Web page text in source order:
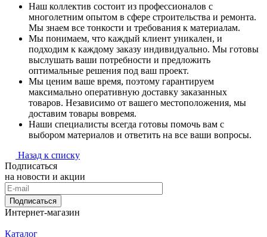
Наш коллектив состоит из профессионалов с
многолетним опытом в сфере строительства и ремонта.
Мы знаем все тонкости и требования к материалам.
Мы понимаем, что каждый клиент уникален, и
подходим к каждому заказу индивидуально. Мы готовы
выслушать ваши потребности и предложить
оптимальные решения под ваш проект.
Мы ценим ваше время, поэтому гарантируем
максимально оперативную доставку заказанных
товаров. Независимо от вашего местоположения, мы
доставим товары вовремя.
Наши специалисты всегда готовы помочь вам с
выбором материалов и ответить на все ваши вопросы.
Назад к списку
Подписаться
на новости и акции
Подписаться
Интернет-магазин
Каталог